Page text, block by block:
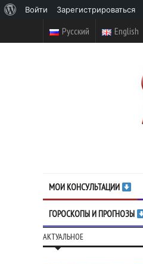
Русский English
МОИ КОНСУЛЬТАЦИИ
ГОРОСКОПЫ И ПРОГНОЗЫ
АКТУАЛЬНОЕ
WordPress
Войти Зарегистрироваться